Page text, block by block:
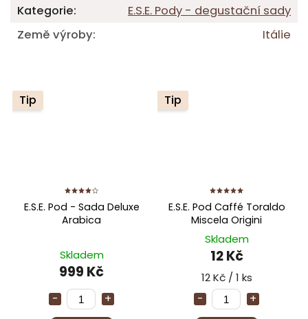
Kategorie:
E.S.E. Pody - degustační sady
Země výroby: Itálie
Tip
E.S.E. Pod - Sada Deluxe
Arabica
Skladem
999 Kč
Tip
E.S.E. Pod Caffé Toraldo
Miscela Origini
Skladem
12 Kč
12 Kč / 1 ks